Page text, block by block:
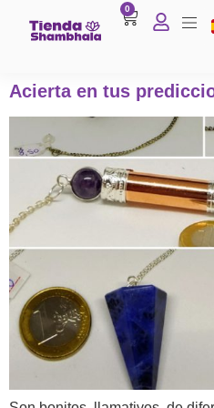
0
Acierta en tus